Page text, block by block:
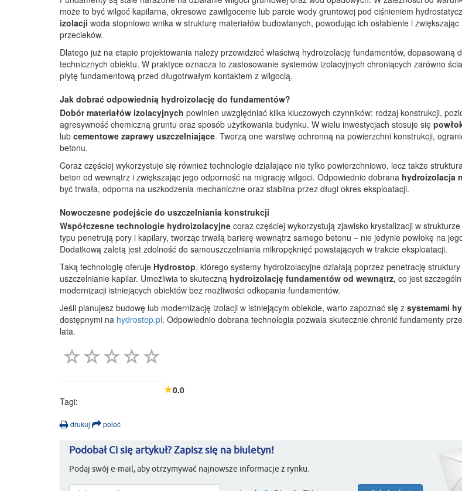
może to być wilgoć kapilarna, okresowe zawilgocenie lub parcie wody gruntowej pod ciśnieniem
izolacji woda stopniowo wnika w strukturę materiałów budowlanych, powodując ich osłabienie i
przecieków.
Dlatego już na etapie projektowania należy przewidzieć właściwą hydroizolację fundamentów, dopasowaną
technicznych obiektu. W praktyce oznacza to zastosowanie systemów izolacyjnych chroniących zarówno
płytę fundamentową przed długotrwałym kontaktem z wilgocią.
Jak dobrać odpowiednią hydroizolację do fundamentów?
Dobór materiałów izolacyjnych powinien uwzględniać kilka kluczowych czynników: rodzaj konstrukcji,
agresywność chemiczną gruntu oraz sposób użytkowania budynku. W wielu inwestycjach stosuje się
lub cementowe zaprawy uszczelniające. Tworzą one warstwę ochronną na powierzchni konstrukcji,
betonu.
Coraz częściej wykorzystuje się również technologie działające nie tylko powierzchniowo, lecz także
beton od wewnątrz i zwiększając jego odporność na migrację wilgoci. Odpowiednio dobrana hydroizolacja
być trwała, odporna na uszkodzenia mechaniczne oraz stabilna przez długi okres eksploatacji.
Nowoczesne podejście do uszczelniania konstrukcji
Współczesne technologie hydroizolacyjne coraz częściej wykorzystują zjawisko krystalizacji w
typu penetrują pory i kapilary, tworząc trwałą barierę wewnątrz samego betonu – nie jedynie powłokę na
Dodatkową zaletą jest zdolność do samouszczelniania mikropęknięć powstających w trakcie eksploatacji.
Taką technologię oferuje Hydrostop, którego systemy hydroizolacyjne działają poprzez penetrację
uszczelnianie kapilar. Umożliwia to skuteczną hydroizolację fundamentów od wewnątrz, co jest
modernizacji istniejących obiektów bez możliwości odkopania fundamentów.
Jeśli planujesz budowę lub modernizację izolacji w istniejącym obiekcie, warto zapoznać się z systemami
dostępnymi na hydrostop.pl. Odpowiednio dobrana technologia pozwala skutecznie chronić fundamenty
lata.
0.0
Tagi:
drukuj poleć
Podobał Ci się artykuł? Zapisz się na biuletyn!
Podaj swój e-mail, aby otrzymywać najnowsze informacje z rynku.